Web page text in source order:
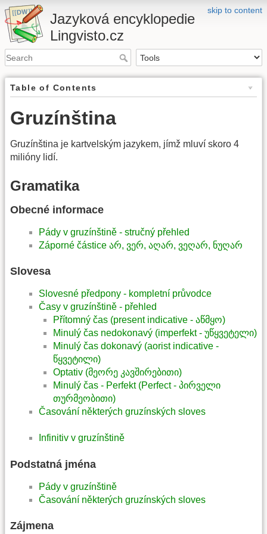
skip to content
Jazyková encyklopedie
Lingvisto.cz
Table of Contents
Gruzínština
Gruzínština je kartvelským jazykem, jímž mluví skoro 4
milióny lidí.
Gramatika
Obecné informace
Pády v gruzínštině - stručný přehled
Záporné částice არ, ვერ, აღარ, ვეღარ, ნუღარ
Slovesa
Slovesné předpony - kompletní průvodce
Časy v gruzínštině - přehled
Přítomný čas (present indicative - აწმყო)
Minulý čas nedokonavý (imperfekt - უწყვეტელი)
Minulý čas dokonavý (aorist indicative -
წყვეტილი)
Optativ (მეორე კავშირებითი)
Minulý čas - Perfekt (Perfect - პირველი
თურმეობითი)
Časování některých gruzínských sloves
Infinitiv v gruzínštině
Podstatná jména
Pády v gruzínštině
Časování některých gruzínských sloves
Zájmena